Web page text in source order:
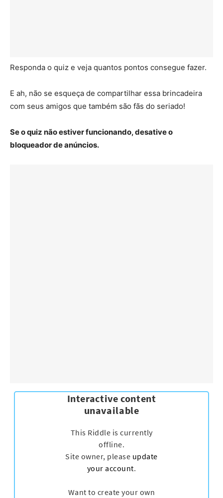
Responda o quiz e veja quantos pontos consegue fazer.
E ah, não se esqueça de compartilhar essa brincadeira
com seus amigos que também são fãs do seriado!
Se o quiz não estiver funcionando, desative o
bloqueador de anúncios.